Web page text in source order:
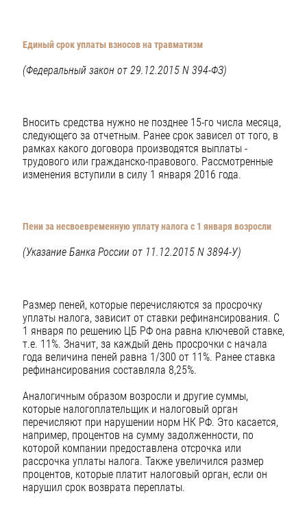
Единый срок уплаты взносов на травматизм
(Федеральный закон от 29.12.2015 N 394-ФЗ)
Вносить средства нужно не позднее 15-го числа месяца,
следующего за отчетным. Ранее срок зависел от того, в
рамках какого договора производятся выплаты -
трудового или гражданско-правового. Рассмотренные
изменения вступили в силу 1 января 2016 года.
Пени за несвоевременную уплату налога с 1 января возросли
(Указание Банка России от 11.12.2015 N 3894-У)
Размер пеней, которые перечисляются за просрочку
уплаты налога, зависит от ставки рефинансирования. С
1 января по решению ЦБ РФ она равна ключевой ставке,
т.е. 11%. Значит, за каждый день просрочки с начала
года величина пеней равна 1/300 от 11%. Ранее ставка
рефинансирования составляла 8,25%.
Аналогичным образом возросли и другие суммы,
которые налогоплательщик и налоговый орган
перечисляют при нарушении норм НК РФ. Это касается,
например, процентов на сумму задолженности, по
которой компании предоставлена отсрочка или
рассрочка уплаты налога. Также увеличился размер
процентов, которые платит налоговый орган, если он
нарушил срок возврата переплаты.